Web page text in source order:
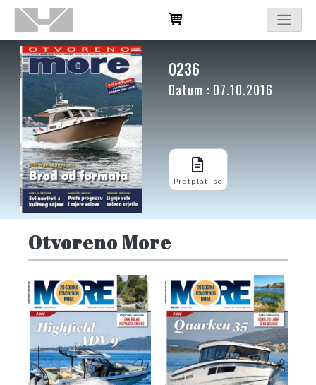
0236
Datum : 07.10.2016
Pretplati se
Otvoreno More